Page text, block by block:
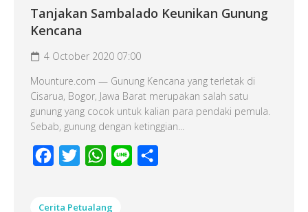
Tanjakan Sambalado Keunikan Gunung
Kencana
4 October 2020 07:00
Mounture.com — Gunung Kencana yang terletak di
Cisarua, Bogor, Jawa Barat merupakan salah satu
gunung yang cocok untuk kalian para pendaki pemula.
Sebab, gunung dengan ketinggian...
Facebook
Twitter WhatsApp
Line
Cerita Petualang